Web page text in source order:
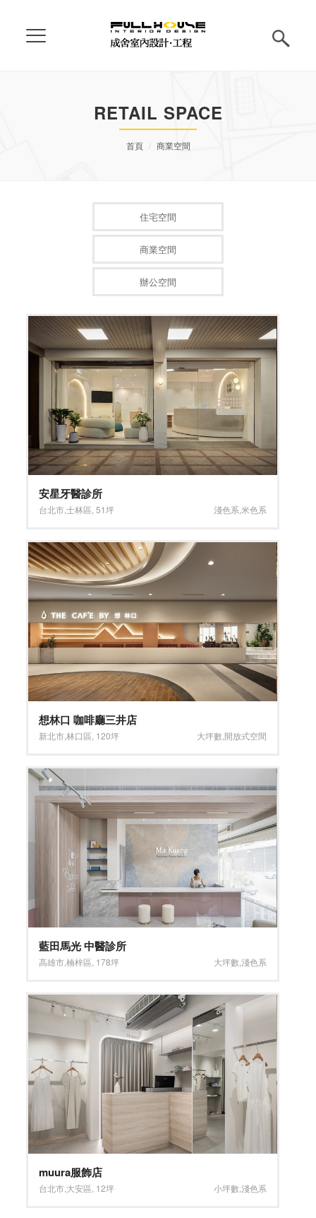
RETAIL SPACE
首頁 商業空間
住宅空間
商業空間
辦公空間
安星牙醫診所
台北市,士林區 ,51坪 淺色系 米色系
想林口 咖啡廳三井店
新北市,林口區 120坪 大坪數 開放式空間
藍田馬光 中醫診所
高雄市,楠梓區 178坪 大坪數 淺色系
muura服飾店
台北市 大安區 12坪 小坪數 淺色系